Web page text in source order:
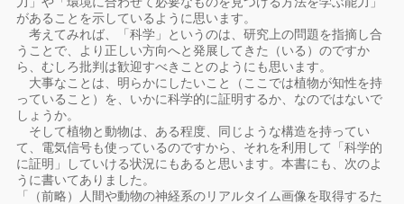
があることを示しているように思います。
考えてみれば、「科学」というのは、研究上の問題を指摘し合
うことで、より正しい方向へと発展してきた（いる）のですか
ら、むしろ批判は歓迎すべきことのようにも思います。
大事なことは、明らかにしたいこと（ここでは植物が知性を持
っていること）を、いかに科学的に証明するか、なのではないで
しょうか。
そして植物と動物は、ある程度、同じような構造を持ってい
て、電気信号も使っているのですから、それを利用して「科学的
に証明」していける状況にもあると思います。本書にも、次のよ
うに書いてありました。
「（前略）人間や動物の神経系のリアルタイム画像を取得するた